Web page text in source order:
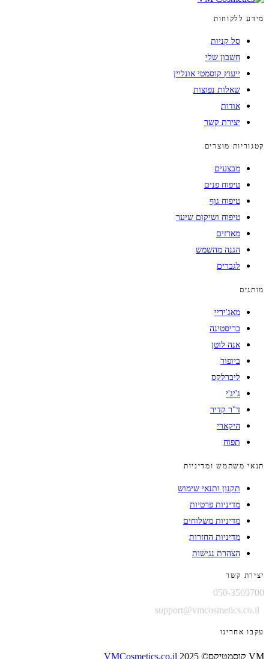
מידע ללקוחות
סל קניות
חשבון שלי
ייעוץ קוסמטי אונליין
שאלות נפוצות
אודות
יצירת קשר
קטגוריות מוצרים
מבצעים
טיפוח פנים
טיפוח גוף
טיפוח ושיקום שיער
מארזים
הגנה מהשמש
לגברים
מותגים
מאג'יריי
כריסטינה
אנה לוטן
ביופור
ליברלקס
ג'יג'י
ד"ר קדיר
היקארי
תפוח
תנאי משתמש ומדיניות
תקנון ותנאי שימוש
מדיניות פרטיות
מדיניות משלוחים
מדיניות החזרות
הצהרת נגישות
יצירת קשר
050-3569700
support@vmcosmetics.co.il
עקבו אחרינו
VM קוסמטיקס© 2025 VMCosmetics.co.il